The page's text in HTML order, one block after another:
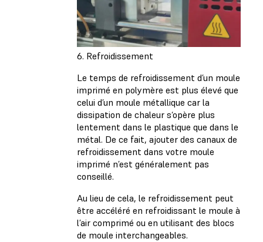
6. Refroidissement
Le temps de refroidissement d’un moule
imprimé en polymère est plus élevé que
celui d’un moule métallique car la
dissipation de chaleur s‘opère plus
lentement dans le plastique que dans le
métal. De ce fait, ajouter des canaux de
refroidissement dans votre moule
imprimé n’est généralement pas
conseillé.
Au lieu de cela, le refroidissement peut
être accéléré en refroidissant le moule à
l’air comprimé ou en utilisant des blocs
de moule interchangeables.